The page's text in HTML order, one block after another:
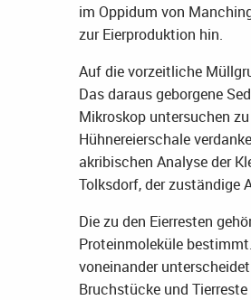
im Oppidum von
zur Eierproduktion hin.
Auf die vorzeitliche
Das daraus geborgene
Mikroskop untersuchen
Hühnereierschale
akribischen Analyse der
Tolksdorf, der zuständige
Die zu den Eierresten
Proteinmoleküle
voneinander
Bruchstücke und